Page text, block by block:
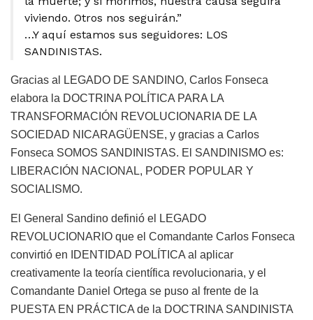
viviendo. Otros nos seguirán.”
…Y aquí estamos sus seguidores: LOS
SANDINISTAS.
Gracias al LEGADO DE SANDINO, Carlos Fonseca
elabora la DOCTRINA POLÍTICA PARA LA
TRANSFORMACIÓN REVOLUCIONARIA DE LA
SOCIEDAD NICARAGÜENSE, y gracias a Carlos
Fonseca SOMOS SANDINISTAS. El SANDINISMO es:
LIBERACIÓN NACIONAL, PODER POPULAR Y
SOCIALISMO.
El General Sandino definió el LEGADO
REVOLUCIONARIO que el Comandante Carlos Fonseca
convirtió en IDENTIDAD POLÍTICA al aplicar
creativamente la teoría científica revolucionaria, y el
Comandante Daniel Ortega se puso al frente de la
PUESTA EN PRÁCTICA de la DOCTRINA SANDINISTA